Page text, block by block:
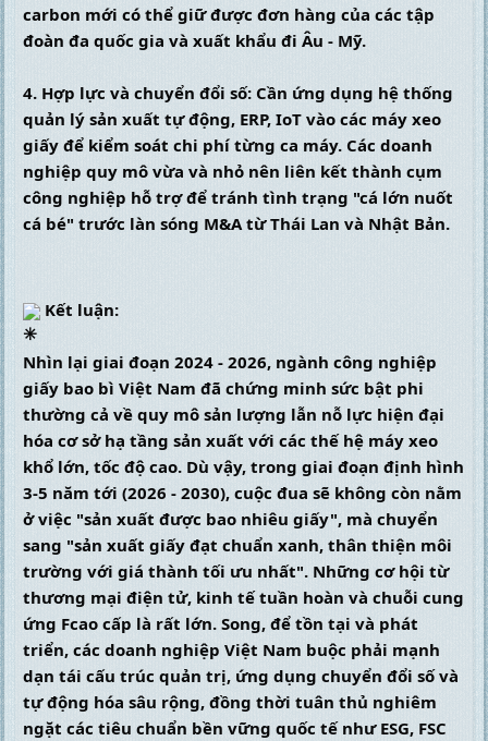
carbon mới có thể giữ được đơn hàng của các tập
đoàn đa quốc gia và xuất khẩu đi Âu - Mỹ.
4. Hợp lực và chuyển đổi số: Cần ứng dụng hệ thống
quản lý sản xuất tự động, ERP, IoT vào các máy xeo
giấy để kiểm soát chi phí từng ca máy. Các doanh
nghiệp quy mô vừa và nhỏ nên liên kết thành cụm
công nghiệp hỗ trợ để tránh tình trạng "cá lớn nuốt
cá bé" trước làn sóng M&A từ Thái Lan và Nhật Bản.
Kết luận:
Nhìn lại giai đoạn 2024 - 2026, ngành công nghiệp
giấy bao bì Việt Nam đã chứng minh sức bật phi
thường cả về quy mô sản lượng lẫn nỗ lực hiện đại
hóa cơ sở hạ tầng sản xuất với các thế hệ máy xeo
khổ lớn, tốc độ cao. Dù vậy, trong giai đoạn định hình
3-5 năm tới (2026 - 2030), cuộc đua sẽ không còn nằm
ở việc "sản xuất được bao nhiêu giấy", mà chuyển
sang "sản xuất giấy đạt chuẩn xanh, thân thiện môi
trường với giá thành tối ưu nhất". Những cơ hội từ
thương mại điện tử, kinh tế tuần hoàn và chuỗi cung
ứng Fcao cấp là rất lớn. Song, để tồn tại và phát
triển, các doanh nghiệp Việt Nam buộc phải mạnh
dạn tái cấu trúc quản trị, ứng dụng chuyển đổi số và
tự động hóa sâu rộng, đồng thời tuân thủ nghiêm
ngặt các tiêu chuẩn bền vững quốc tế như ESG, FSC